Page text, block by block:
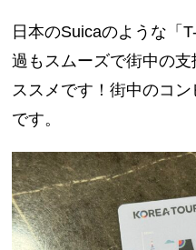
日本のSuicaのような「
過もスムーズで街中の
ススメです！街中のコ
です。